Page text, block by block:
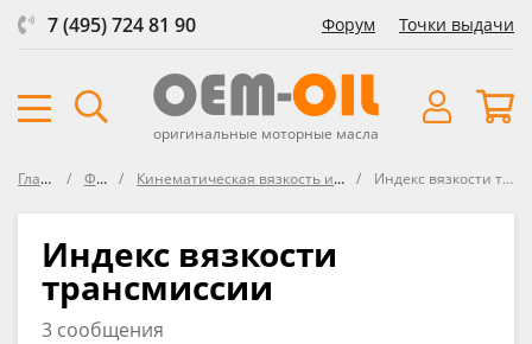
7 (495) 724 81 90 Форум Точки выдачи
оригинальные моторные масла
Главная Форум Кинематическая вязкость и индекс вязкости Индекс вязкости трансмиссии
Индекс вязкости
трансмиссии
3 сообщения